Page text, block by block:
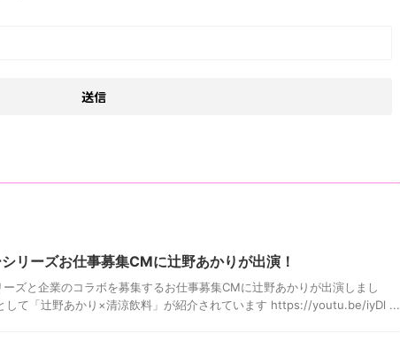
リーズお仕事募集CMに辻野あかりが出演！
ズと企業のコラボを募集するお仕事募集CMに辻野あかりが出演しまし
して「辻野あかり×清涼飲料」が紹介されています https://youtu.be/iyDl ...